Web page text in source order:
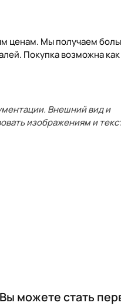
ценам. Мы получаем
Покупка возможна
Внешний вид и
изображениям и
можете стать